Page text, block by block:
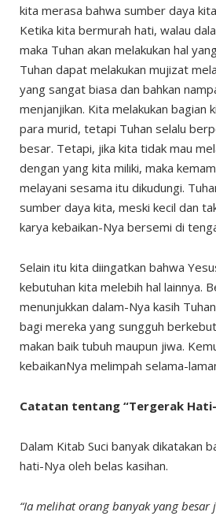
kita merasa bahwa sumber daya
Ketika kita bermurah hati, walau
maka Tuhan akan melakukan hal
Tuhan dapat melakukan mujizat
yang sangat biasa dan bahkan
menjanjikan. Kita melakukan bagian
para murid, tetapi Tuhan selalu
besar. Tetapi, jika kita tidak mau
dengan yang kita miliki, maka
melayani sesama itu dikudungi.
sumber daya kita, meski kecil dan
karya kebaikan-Nya bersemi di
Selain itu kita diingatkan bahwa
kebutuhan kita melebih hal lainnya.
menunjukkan dalam-Nya kasih
bagi mereka yang sungguh
makan baik tubuh maupun jiwa.
kebaikanNya melimpah selama-
Catatan tentang “Tergerak
Dalam Kitab Suci banyak dikatakan
hati-Nya oleh belas kasihan.
“Ia melihat orang banyak yang